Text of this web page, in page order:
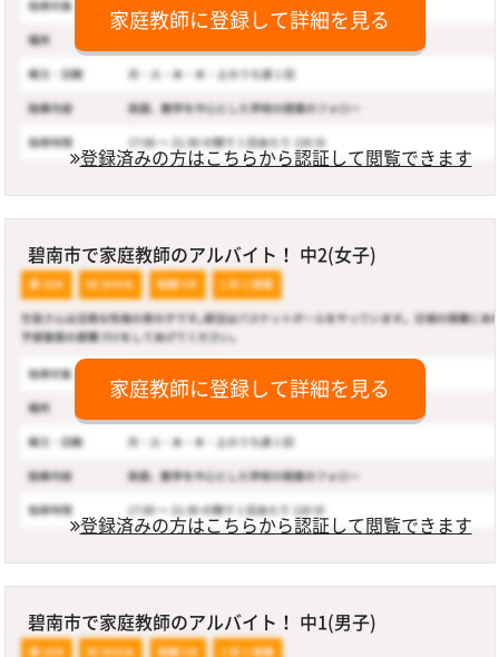
家庭教師に登録して詳細を見る
登録済みの方はこちらから認証して閲覧できます
碧南市で家庭教師のアルバイト！ 中2(女子)
家庭教師に登録して詳細を見る
登録済みの方はこちらから認証して閲覧できます
碧南市で家庭教師のアルバイト！ 中1(男子)